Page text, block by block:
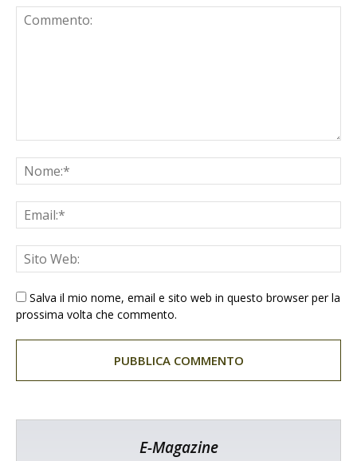
Salva il mio nome, email e sito web in questo browser per la
prossima volta che commento.
E-Magazine